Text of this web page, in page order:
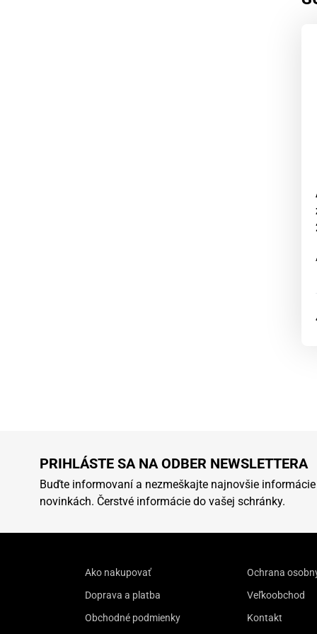
PRIHLÁSTE SA NA ODBER NEWSLETTERA
Buďte informovaní a nezmeškajte najnovšie
novinkách. Čerstvé informácie do vašej schránky.
Ako nakupovať
Doprava a platba
Obchodné podmienky
Ochrana
Veľkoobchod
Kontakt